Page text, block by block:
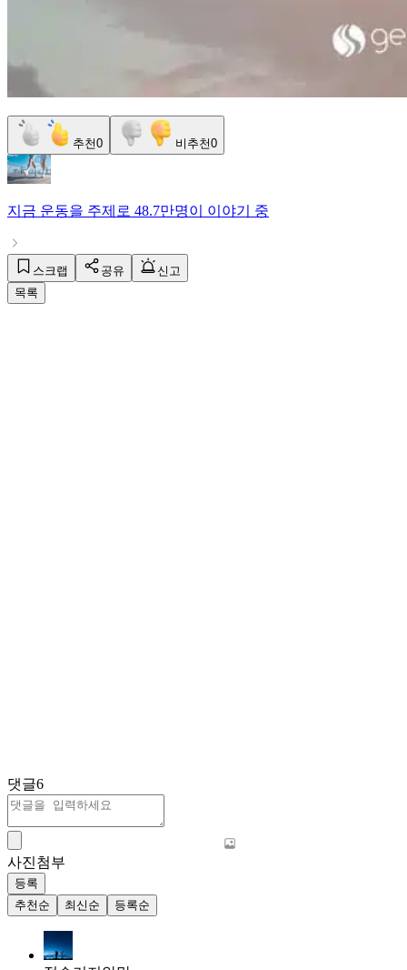
추천0 비추천0
지금 운동을 주제로 48.7만명이 이야기 중
스크랩 공유
신고
목록
댓글6
사진첨부
등록
추천순
최신순 등록순